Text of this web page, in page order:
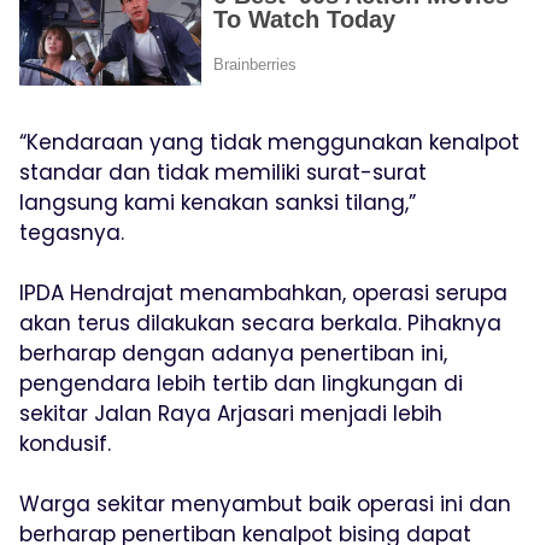
“Kendaraan yang tidak menggunakan kenalpot
standar dan tidak memiliki surat-surat
langsung kami kenakan sanksi tilang,”
tegasnya.
IPDA Hendrajat menambahkan, operasi serupa
akan terus dilakukan secara berkala. Pihaknya
berharap dengan adanya penertiban ini,
pengendara lebih tertib dan lingkungan di
sekitar Jalan Raya Arjasari menjadi lebih
kondusif.
Warga sekitar menyambut baik operasi ini dan
berharap penertiban kenalpot bising dapat